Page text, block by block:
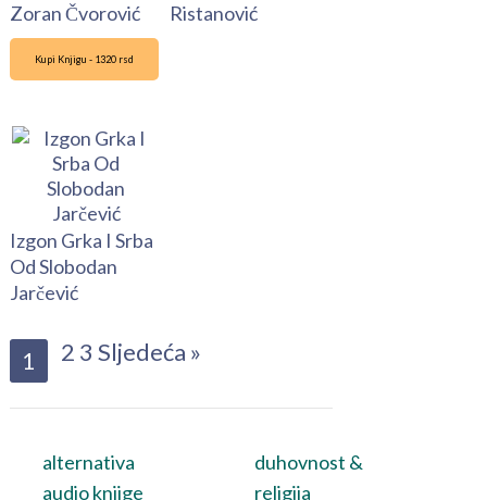
Zoran Čvorović
Ristanović
Kupi Knjigu - 1320 rsd
Izgon Grka I Srba
Od Slobodan
Jarčević
1 2 3 Sljedeća »
alternativa
audio knjige
duhovnost &
religija